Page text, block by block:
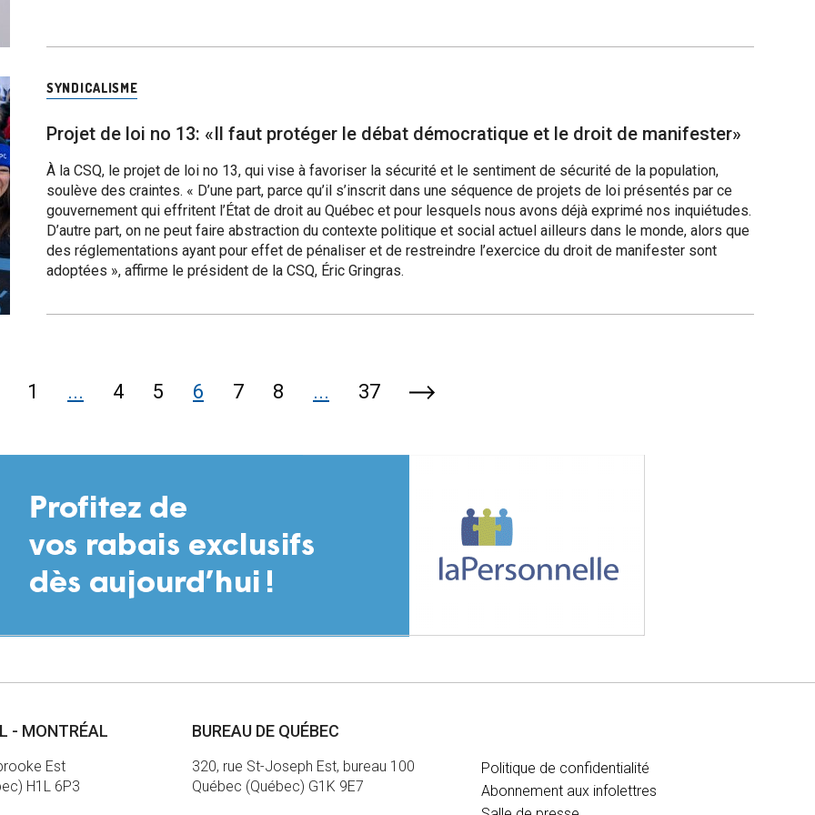
SYNDICALISME
Projet de loi no 13: «Il faut protéger le débat démocratique et le droit de manifester»
À la CSQ, le projet de loi no 13, qui vise à favoriser la sécurité et le sentiment de sécurité de la population,
soulève des craintes. « D’une part, parce qu’il s’inscrit dans une séquence de projets de loi présentés par ce
gouvernement qui effritent l’État de droit au Québec et pour lesquels nous avons déjà exprimé nos inquiétudes.
D’autre part, on ne peut faire abstraction du contexte politique et social actuel ailleurs dans le monde, alors que
des réglementations ayant pour effet de pénaliser et de restreindre l’exercice du droit de manifester sont
adoptées », affirme le président de la CSQ, Éric Gringras.
1 ... 4 5 6 7 8 ... 37
Page
- MONTRÉAL
Est
H1L 6P3
BUREAU DE QUÉBEC
320, rue St-Joseph Est, bureau 100
Québec (Québec) G1K 9E7
Politique de confidentialité
Abonnement aux infolettres